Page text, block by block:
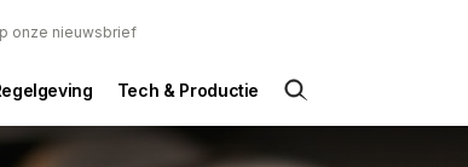
onze nieuwsbrief
Tech & Productie